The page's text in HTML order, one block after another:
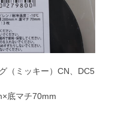
（ミッキー）CN、DC5
底マチ70mm